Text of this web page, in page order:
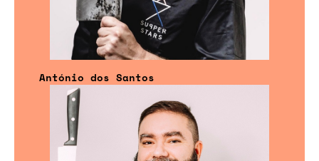
António dos Santos